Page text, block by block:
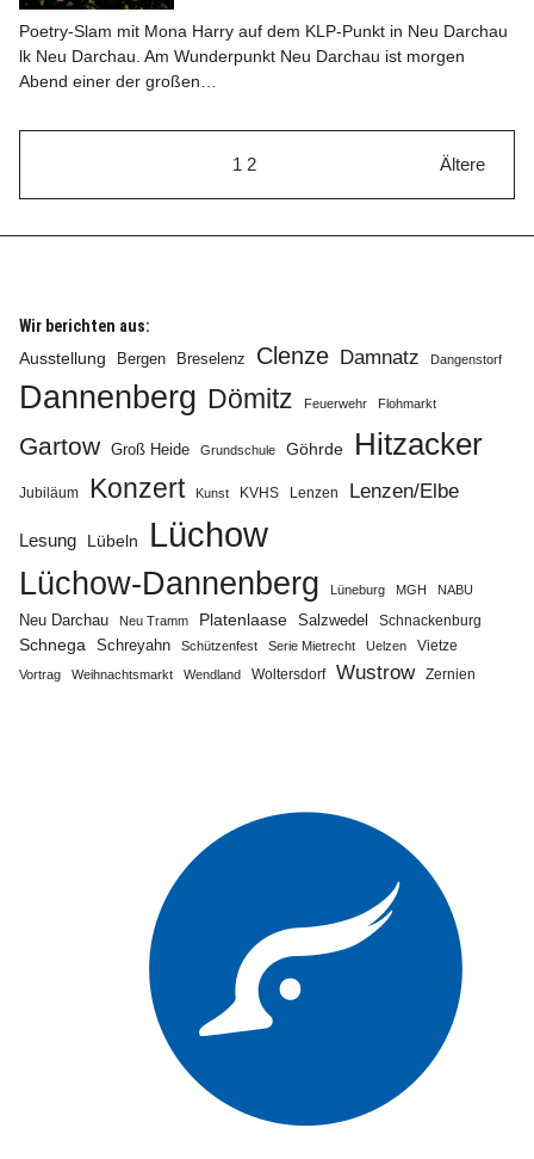
Poetry-Slam mit Mona Harry auf dem KLP-Punkt in Neu Darchau
lk Neu Darchau. Am Wunderpunkt Neu Darchau ist morgen
Abend einer der großen…
1 2 Ältere
Wir berichten aus:
Ausstellung
Bergen Breselenz Clenze Damnatz Dangenstorf
Dannenberg Dömitz Feuerwehr Flohmarkt
Gartow Groß Heide Grundschule Göhrde Hitzacker
Jubiläum Konzert Kunst KVHS Lenzen Lenzen/Elbe
Lesung Lübeln Lüchow
Lüchow-Dannenberg Lüneburg MGH NABU
Neu Darchau Neu Tramm Platenlaase Salzwedel Schnackenburg
Schnega Schreyahn Schützenfest Serie Mietrecht Uelzen Vietze
Vortrag Weihnachtsmarkt Wendland Woltersdorf Wustrow Zernien